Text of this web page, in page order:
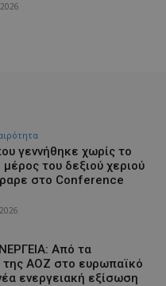
γεννήθηκε χωρίς το
του δεξιού χεριού
στο Conference
Από τα
της ΑΟΖ στο ευρωπαϊκό
ενεργειακή εξίσωση